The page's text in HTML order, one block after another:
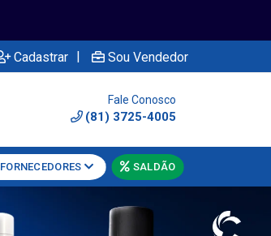
Cadastrar | Sou Vendedor
Fale Conosco
(81) 3725-4005
FORNECEDORES SALDÃO